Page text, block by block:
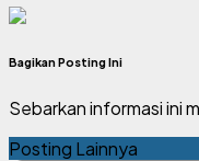
Bagikan Posting Ini
Sebarkan informasi ini
Posting Lainnya